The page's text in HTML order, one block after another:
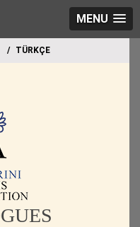
MENU
TÜRKÇE